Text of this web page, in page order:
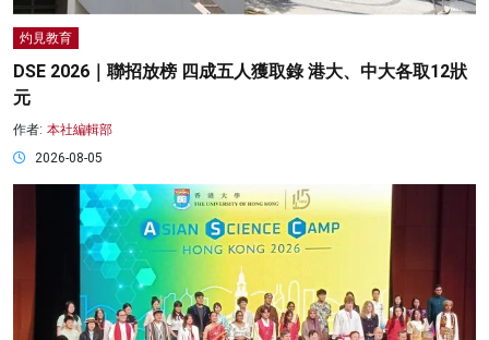
灼見教育
DSE 2026｜聯招放榜 四成五人獲取錄 港大、中大各取12狀
元
作者: 本社編輯部
2026-08-05